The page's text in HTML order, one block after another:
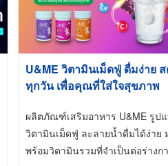
U&ME วิตามินเม็ดฟู่ ดื่มง่าย
ทุกวัน เพื่อคุณที่ใส่ใจสุขภาพ
ผลิตภัณฑ์เสริมอาหาร U&ME รูป
วิตามินเม็ดฟู่ ละลายน้ำดื่มได้ง่าย
พร้อมวิตามินรวมที่จำเป็นต่อร่างก